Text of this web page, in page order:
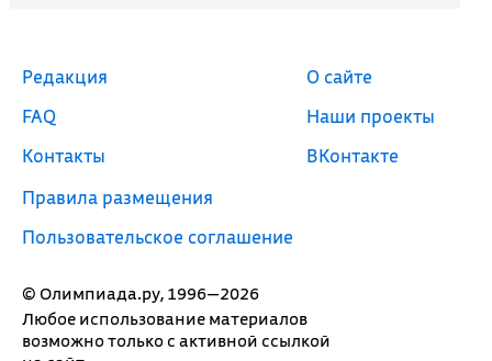
© Олимпиада.ру, 1996—2026
Любое использование материалов
возможно только с активной ссылкой
Редакция
FAQ
Контакты
Правила размещения
Пользовательское соглашение
О сайте
Наши проекты
ВКонтакте